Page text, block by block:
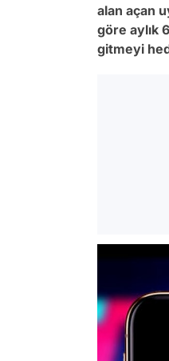
alan açan
göre aylık
gitmeyi